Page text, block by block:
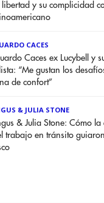
libertad y su complicidad
CACES
Caces ex Lucybell y
“Me gustan los
de confort”
& JULIA STONE
& Julia Stone: Cómo la
trabajo en tránsito